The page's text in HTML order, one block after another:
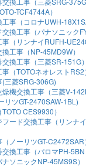
TCF4744A）
事（コロナUWH-
換工事（パナソニック
（リンナイRUFH-
工事（NP-45MD9W）
換工事（三菱SR-151G）
（TOTOネオレストRS2
三菱SRG-306G)
機交換工事（三菱V-
リツGT-2470SAW-1BL)
CES9930）
ード交換工事（リンナ
ノーリツGT-C2472SAR
換工事（パロマPH-5BN
ソニックNP-45MS9S）